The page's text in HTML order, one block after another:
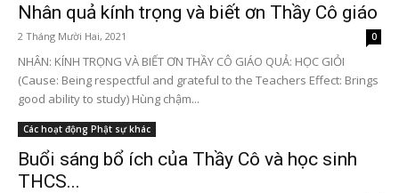
Nhân quả kính trọng và biết ơn Thầy Cô giáo
2 Tháng Mười Hai, 2021 0
NHÂN: KÍNH TRỌNG VÀ BIẾT ƠN THẦY CÔ GIÁO QUẢ: HỌC GIỎI
(Cause: Being respectful and grateful to the Teachers Effect: Brings
good ability to study) Hùng chậm...
Các hoạt động Phật sự khác
Buổi sáng bổ ích của Thầy Cô và học sinh
THCS...